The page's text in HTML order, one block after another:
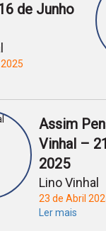
de Junho
Assim
Vinhal –
2025
Lino Vinhal
23 de Abril
Ler mais